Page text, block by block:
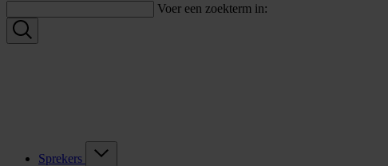
Voer een zoekterm in:
Sprekers